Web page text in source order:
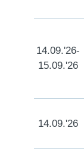
14.09.'26-
15.09.'26
14.09.'26